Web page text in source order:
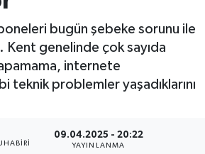
bugün şebeke sorunu ile
Kent genelinde çok sayıda
internete
teknik problemler yaşadıklarını
09.04.2025 - 20:22
YAYINLANMA